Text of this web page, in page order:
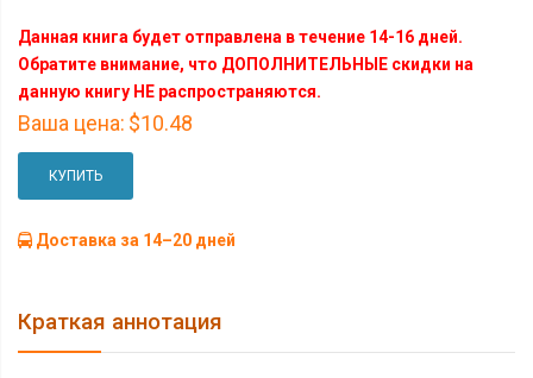
Данная книга будет отправлена в течение 14-16 дней.
Обратите внимание, что ДОПОЛНИТЕЛЬНЫЕ скидки на
данную книгу НЕ распространяются.
Ваша цена: $10.48
КУПИТЬ
Доставка за 14–20 дней
Краткая аннотация